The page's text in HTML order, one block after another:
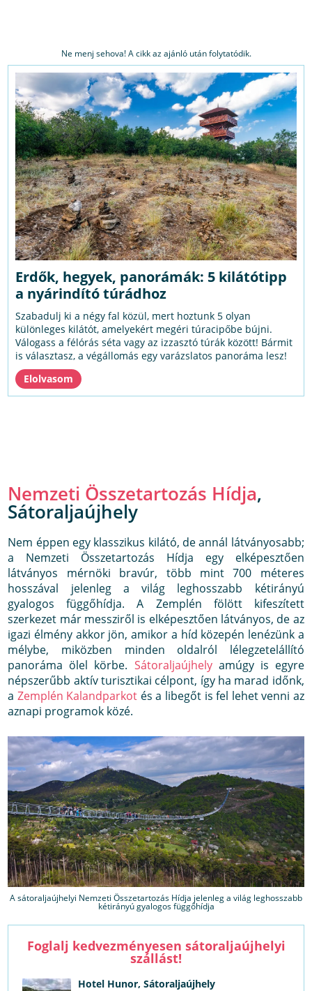
Ne menj sehova! A cikk az ajánló után folytatódik.
Erdők, hegyek, panorámák: 5 kilátótipp
a nyárindító túrádhoz
Szabadulj ki a négy fal közül, mert hoztunk 5 olyan
különleges kilátót, amelyekért megéri túracipőbe bújni.
Válogass a félórás séta vagy az izzasztó túrák között! Bármit
is választasz, a végállomás egy varázslatos panoráma lesz!
Nemzeti Összetartozás Hídja,
Sátoraljaújhely
Nem éppen egy klasszikus kilátó, de annál látványosabb;
a Nemzeti Összetartozás Hídja egy elképesztően
látványos mérnöki bravúr, több mint 700 méteres
hosszával jelenleg a világ leghosszabb kétirányú
gyalogos függőhídja. A Zemplén fölött kifeszített
szerkezet már messziről is elképesztően látványos, de az
igazi élmény akkor jön, amikor a híd közepén lenézünk a
mélybe, miközben minden oldalról lélegzetelállító
panoráma ölel körbe. Sátoraljaújhelyamúgy is egyre
népszerűbb aktív turisztikai célpont, így ha marad időnk,
a Zemplén Kalandparkot és a libegőt is fel lehet venni az
aznapi programok közé.
A sátoraljaújhelyi Nemzeti Összetartozás Hídja jelenleg a világ leghosszabb
kétirányú gyalogos függőhídja
Foglalj kedvezményesen sátoraljaújhelyi
szállást!
Hotel Hunor, Sátoraljaújhely